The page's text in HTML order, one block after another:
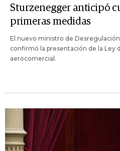
Sturzenegger anticipó
primeras medidas
El nuevo ministro de
confirmó la presentación de la Ley
aerocomercial.